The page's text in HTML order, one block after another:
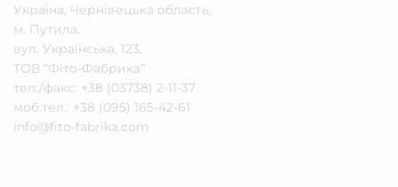
Україна, Чернівецька область,
м. Путила.
вул. Українська, 123.
ТОВ “Фіто-Фабрика”
тел./факс: +38 (03738) 2-11-37
моб.тел.: +38 (095) 165-42-61
info@fito-fabrika.com